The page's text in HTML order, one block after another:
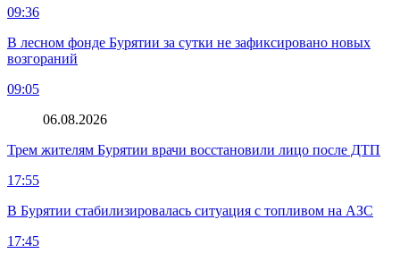
09:36
В лесном фонде Бурятии за сутки не зафиксировано новых
возгораний
09:05
06.08.2026
Трем жителям Бурятии врачи восстановили лицо после ДТП
17:55
В Бурятии стабилизировалась ситуация с топливом на АЗС
17:45